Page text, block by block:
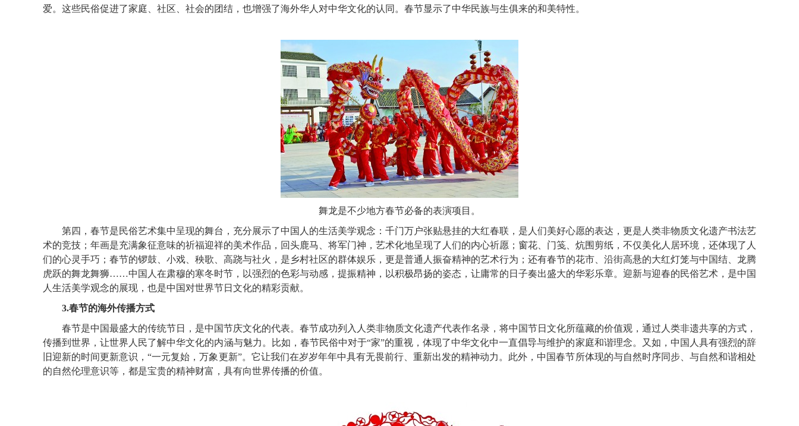
爱。这些民俗促进了家庭、社区、社会的团结，也增强了海外华人对中华文化的认同。春节显示了中华民族与生俱来的和美特性。
舞龙是不少地方春节必备的表演项目。
第四，春节是民俗艺术集中呈现的舞台，充分展示了中国人的生活美学观念：千门万户张贴悬挂的大红春联，是人们美好心愿的表达，更是人类非物质文化遗产书法艺
术的竞技；年画是充满象征意味的祈福迎祥的美术作品，回头鹿马、将军门神，艺术化地呈现了人们的内心祈愿；窗花、门笺、炕围剪纸，不仅美化人居环境，还体现了人
们的心灵手巧；春节的锣鼓、小戏、秧歌、高跷与社火，是乡村社区的群体娱乐，更是普通人振奋精神的艺术行为；还有春节的花市、沿街高悬的大红灯笼与中国结、龙腾
虎跃的舞龙舞狮……中国人在肃穆的寒冬时节，以强烈的色彩与动感，提振精神，以积极昂扬的姿态，让庸常的日子奏出盛大的华彩乐章。迎新与迎春的民俗艺术，是中国
人生活美学观念的展现，也是中国对世界节日文化的精彩贡献。
3.春节的海外传播方式
春节是中国最盛大的传统节日，是中国节庆文化的代表。春节成功列入人类非物质文化遗产代表作名录，将中国节日文化所蕴藏的价值观，通过人类非遗共享的方式，
传播到世界，让世界人民了解中华文化的内涵与魅力。比如，春节民俗中对于“家”的重视，体现了中华文化中一直倡导与维护的家庭和谐理念。又如，中国人具有强烈的辞
旧迎新的时间更新意识，“一元复始，万象更新”。它让我们在岁岁年年中具有无畏前行、重新出发的精神动力。此外，中国春节所体现的与自然时序同步、与自然和谐相处
的自然伦理意识等，都是宝贵的精神财富，具有向世界传播的价值。